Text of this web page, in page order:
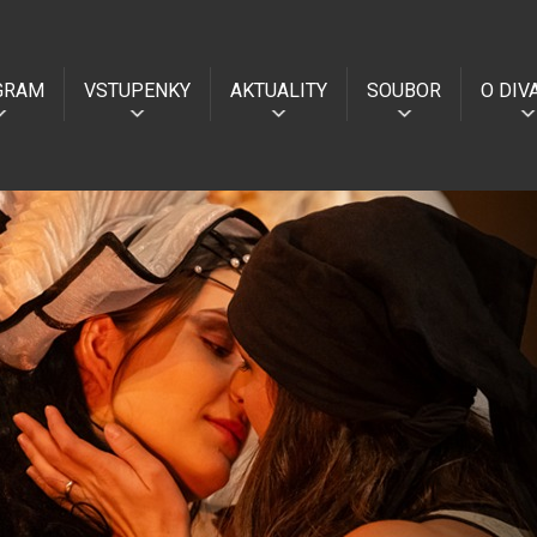
VSTUPENKY AKTUALITY SOUBOR O